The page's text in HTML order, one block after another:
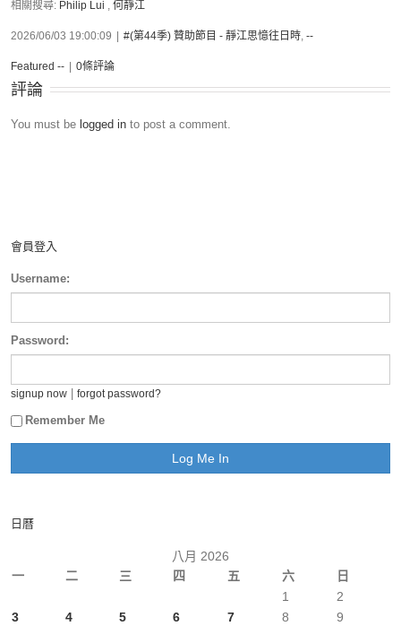
相關搜尋: Philip Lui , 何靜江
2026/06/03 19:00:09 #(第44季) 贊助節目 - 靜江思憶往日時, --
Featured -- 0條評論
評論
You must be logged in to post a comment.
會員登入
Username:
Password:
signup now forgot password?
Remember Me
日曆
八月 2026
一
二 三 四 五 六 日
1
2
3
4 5 6 7 8
9